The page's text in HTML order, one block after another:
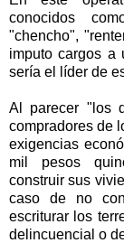
conocidos
"chencho",
imputo cargos a
sería el líder de
Al parecer "los
compradores de
exigencias
mil pesos
construir sus
caso de no
escriturar los
delincuencial o